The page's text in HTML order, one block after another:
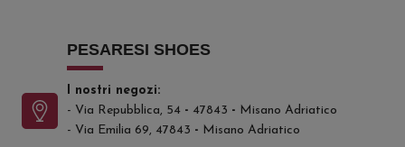
PESARESI SHOES
I nostri negozi:
- Via Repubblica, 54 - 47843 - Misano Adriatico
- Via Emilia 69, 47843 - Misano Adriatico